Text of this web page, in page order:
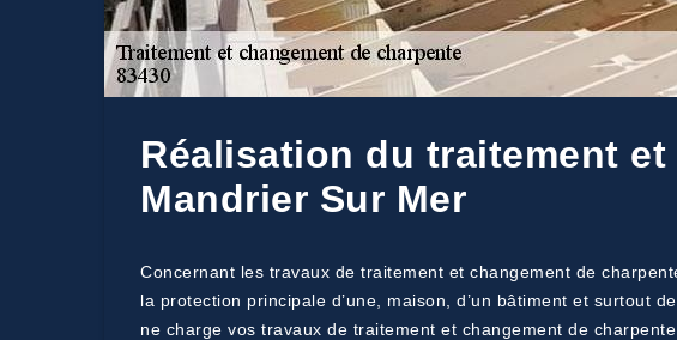
Réalisation du traitement
Mandrier Sur Mer
Concernant les travaux de traitement et changement de
la protection principale d’une, maison, d’un bâtiment et surtout
ne charge vos travaux de traitement et changement de